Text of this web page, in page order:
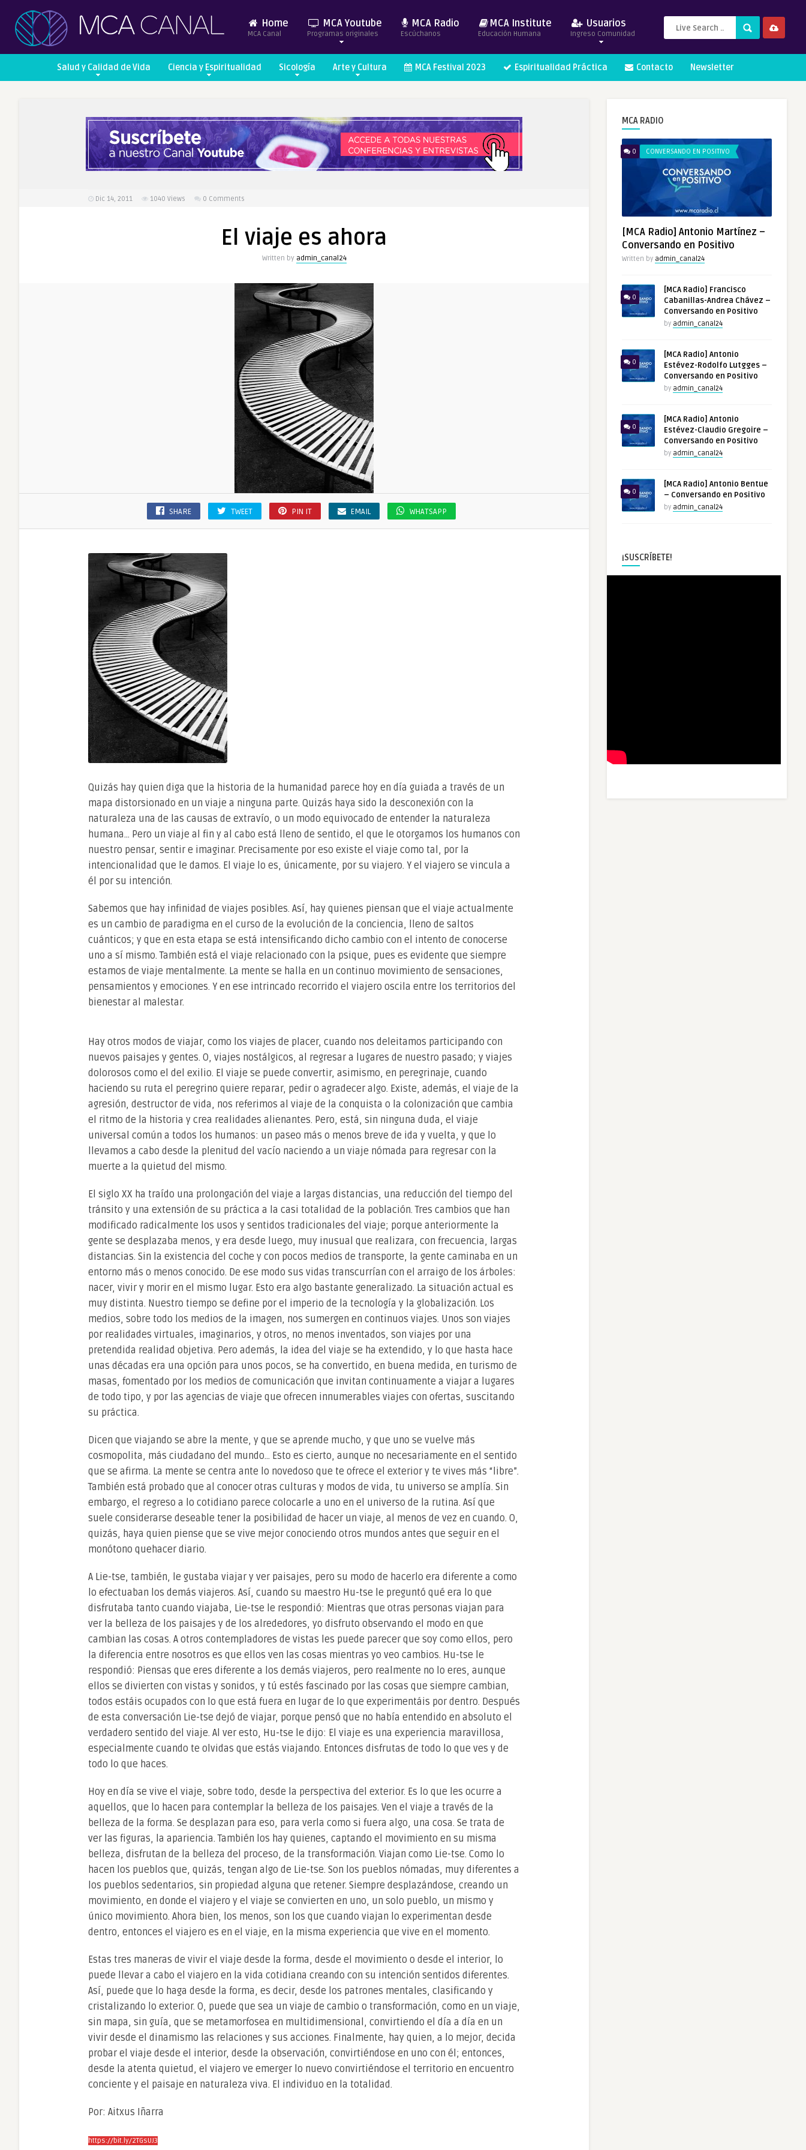
Home
MCA Canal
MCA Youtube
Programas originales
MCA Radio
Escúchanos
MCA Institute
Educación Humana
Usuarios
Ingreso Comunidad
Salud y Calidad de Vida Ciencia y Espiritualidad Sicología Arte y Cultura MCA Festival 2023 Espiritualidad Práctica Contacto Newsletter
Dic 14, 2011 1040 Views 0 Comments
El viaje es ahora
Written by admin_canal24
SHARE TWEET PIN IT EMAIL WHATSAPP
Quizás hay quien diga que la historia de la humanidad parece hoy en día guiada a través de un
mapa distorsionado en un viaje a ninguna parte. Quizás haya sido la desconexión con la
naturaleza una de las causas de extravío, o un modo equivocado de entender la naturaleza
humana… Pero un viaje al fin y al cabo está lleno de sentido, el que le otorgamos los humanos con
nuestro pensar, sentir e imaginar. Precisamente por eso existe el viaje como tal, por la
intencionalidad que le damos. El viaje lo es, únicamente, por su viajero. Y el viajero se vincula a
él por su intención.
Sabemos que hay infinidad de viajes posibles. Así, hay quienes piensan que el viaje actualmente
es un cambio de paradigma en el curso de la evolución de la conciencia, lleno de saltos
cuánticos; y que en esta etapa se está intensificando dicho cambio con el intento de conocerse
uno a sí mismo. También está el viaje relacionado con la psique, pues es evidente que siempre
estamos de viaje mentalmente. La mente se halla en un continuo movimiento de sensaciones,
pensamientos y emociones. Y en ese intrincado recorrido el viajero oscila entre los territorios del
bienestar al malestar.
Hay otros modos de viajar, como los viajes de placer, cuando nos deleitamos participando con
nuevos paisajes y gentes. O, viajes nostálgicos, al regresar a lugares de nuestro pasado; y viajes
dolorosos como el del exilio. El viaje se puede convertir, asimismo, en peregrinaje, cuando
haciendo su ruta el peregrino quiere reparar, pedir o agradecer algo. Existe, además, el viaje de la
agresión, destructor de vida, nos referimos al viaje de la conquista o la colonización que cambia
el ritmo de la historia y crea realidades alienantes. Pero, está, sin ninguna duda, el viaje
universal común a todos los humanos: un paseo más o menos breve de ida y vuelta, y que lo
llevamos a cabo desde la plenitud del vacío naciendo a un viaje nómada para regresar con la
muerte a la quietud del mismo.
El siglo XX ha traído una prolongación del viaje a largas distancias, una reducción del tiempo del
tránsito y una extensión de su práctica a la casi totalidad de la población. Tres cambios que han
modificado radicalmente los usos y sentidos tradicionales del viaje; porque anteriormente la
gente se desplazaba menos, y era desde luego, muy inusual que realizara, con frecuencia, largas
distancias. Sin la existencia del coche y con pocos medios de transporte, la gente caminaba en un
entorno más o menos conocido. De ese modo sus vidas transcurrían con el arraigo de los árboles:
nacer, vivir y morir en el mismo lugar. Esto era algo bastante generalizado. La situación actual es
muy distinta. Nuestro tiempo se define por el imperio de la tecnología y la globalización. Los
medios, sobre todo los medios de la imagen, nos sumergen en continuos viajes. Unos son viajes
por realidades virtuales, imaginarios, y otros, no menos inventados, son viajes por una
pretendida realidad objetiva. Pero además, la idea del viaje se ha extendido, y lo que hasta hace
unas décadas era una opción para unos pocos, se ha convertido, en buena medida, en turismo de
masas, fomentado por los medios de comunicación que invitan continuamente a viajar a lugares
de todo tipo, y por las agencias de viaje que ofrecen innumerables viajes con ofertas, suscitando
su práctica.
Dicen que viajando se abre la mente, y que se aprende mucho, y que uno se vuelve más
cosmopolita, más ciudadano del mundo… Esto es cierto, aunque no necesariamente en el sentido
que se afirma. La mente se centra ante lo novedoso que te ofrece el exterior y te vives más “libre”.
También está probado que al conocer otras culturas y modos de vida, tu universo se amplía. Sin
embargo, el regreso a lo cotidiano parece colocarle a uno en el universo de la rutina. Así que
suele considerarse deseable tener la posibilidad de hacer un viaje, al menos de vez en cuando. O,
quizás, haya quien piense que se vive mejor conociendo otros mundos antes que seguir en el
monótono quehacer diario.
A Lie-tse, también, le gustaba viajar y ver paisajes, pero su modo de hacerlo era diferente a como
lo efectuaban los demás viajeros. Así, cuando su maestro Hu-tse le preguntó qué era lo que
disfrutaba tanto cuando viajaba, Lie-tse le respondió: Mientras que otras personas viajan para
ver la belleza de los paisajes y de los alrededores, yo disfruto observando el modo en que
cambian las cosas. A otros contempladores de vistas les puede parecer que soy como ellos, pero
la diferencia entre nosotros es que ellos ven las cosas mientras yo veo cambios. Hu-tse le
respondió: Piensas que eres diferente a los demás viajeros, pero realmente no lo eres, aunque
ellos se divierten con vistas y sonidos, y tú estés fascinado por las cosas que siempre cambian,
todos estáis ocupados con lo que está fuera en lugar de lo que experimentáis por dentro. Después
de esta conversación Lie-tse dejó de viajar, porque pensó que no había entendido en absoluto el
verdadero sentido del viaje. Al ver esto, Hu-tse le dijo: El viaje es una experiencia maravillosa,
especialmente cuando te olvidas que estás viajando. Entonces disfrutas de todo lo que ves y de
todo lo que haces.
Hoy en día se vive el viaje, sobre todo, desde la perspectiva del exterior. Es lo que les ocurre a
aquellos, que lo hacen para contemplar la belleza de los paisajes. Ven el viaje a través de la
belleza de la forma. Se desplazan para eso, para verla como si fuera algo, una cosa. Se trata de
ver las figuras, la apariencia. También los hay quienes, captando el movimiento en su misma
belleza, disfrutan de la belleza del proceso, de la transformación. Viajan como Lie-tse. Como lo
hacen los pueblos que, quizás, tengan algo de Lie-tse. Son los pueblos nómadas, muy diferentes a
los pueblos sedentarios, sin propiedad alguna que retener. Siempre desplazándose, creando un
movimiento, en donde el viajero y el viaje se convierten en uno, un solo pueblo, un mismo y
único movimiento. Ahora bien, los menos, son los que cuando viajan lo experimentan desde
dentro, entonces el viajero es en el viaje, en la misma experiencia que vive en el momento.
Estas tres maneras de vivir el viaje desde la forma, desde el movimiento o desde el interior, lo
puede llevar a cabo el viajero en la vida cotidiana creando con su intención sentidos diferentes.
Así, puede que lo haga desde la forma, es decir, desde los patrones mentales, clasificando y
cristalizando lo exterior. O, puede que sea un viaje de cambio o transformación, como en un viaje,
sin mapa, sin guía, que se metamorfosea en multidimensional, convirtiendo el día a día en un
vivir desde el dinamismo las relaciones y sus acciones. Finalmente, hay quien, a lo mejor, decida
probar el viaje desde el interior, desde la observación, convirtiéndose en uno con él; entonces,
desde la atenta quietud, el viajero ve emerger lo nuevo convirtiéndose el territorio en encuentro
conciente y el paisaje en naturaleza viva. El individuo en la totalidad.
Por: Aitxus Iñarra
https://bit.ly/2TGsUJ3
MCA RADIO
0 CONVERSANDO EN POSITIVO
[MCA Radio] Antonio Martínez –
Conversando en Positivo
Written by admin_canal24
0
[MCA Radio] Francisco
Cabanillas-Andrea Chávez –
Conversando en Positivo
by admin_canal24
0
[MCA Radio] Antonio
Estévez-Rodolfo Lutgges –
Conversando en Positivo
by admin_canal24
0
[MCA Radio] Antonio
Estévez-Claudio Gregoire –
Conversando en Positivo
by admin_canal24
0
[MCA Radio] Antonio Bentue
– Conversando en Positivo
by admin_canal24
¡SUSCRÍBETE!